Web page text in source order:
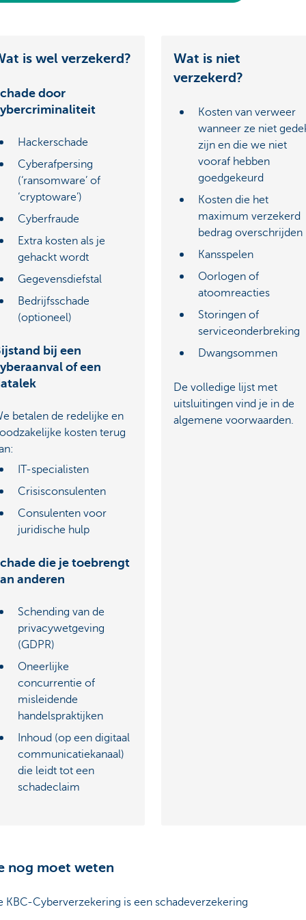
is wel verzekerd?
door
Hackerschade
Cyberafpersing
(‘ransomware’ of
‘cryptoware’)
Cyberfraude
Extra kosten als je
gehackt wordt
Gegevensdiefstal
Bedrijfsschade
(optioneel)
bij een
of een
betalen de redelijke en
kosten terug
IT-specialisten
Crisisconsulenten
Consulenten voor
juridische hulp
die je toebrengt
anderen
Schending van de
privacywetgeving
(GDPR)
Oneerlijke
concurrentie of
misleidende
handelspraktijken
Inhoud (op een digitaal
communicatiekanaal)
die leidt tot een
schadeclaim
Wat is niet
verzekerd?
Kosten van verweer
wanneer ze niet
zijn en die we niet
vooraf hebben
goedgekeurd
Kosten die het
maximum verzekerd
bedrag overschrijden
Kansspelen
Oorlogen of
atoomreacties
Storingen of
serviceonderbreking
Dwangsommen
De volledige lijst met
uitsluitingen vind je in de
algemene voorwaarden.
nog moet weten
KBC-Cyberverzekering is een schadeverzekering